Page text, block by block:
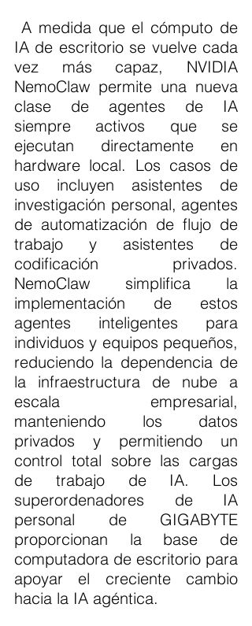
IA de escritorio se vuelve cada
vez más capaz, NVIDIA
NemoClaw permite una nueva
clase de agentes de IA
siempre activos que se
ejecutan directamente en
hardware local. Los casos de
uso incluyen asistentes de
investigación personal, agentes
de automatización de flujo de
trabajo y asistentes de
codificación privados.
NemoClaw simplifica la
implementación de estos
agentes inteligentes para
individuos y equipos pequeños,
reduciendo la dependencia de
la infraestructura de nube a
escala empresarial,
manteniendo los datos
privados y permitiendo un
control total sobre las cargas
de trabajo de IA. Los
superordenadores de IA
personal de GIGABYTE
proporcionan la base de
computadora de escritorio para
apoyar el creciente cambio
hacia la IA agéntica.